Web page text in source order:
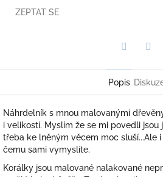
ZEPTAT SE
Popis
Náhrdelník s mnou malovanými
i velikostí. Myslím že se mi povedli jsou
třeba ke lněným věcem moc sluší...Ale
čemu sami vymyslíte.
Korálky jsou malované nalakované